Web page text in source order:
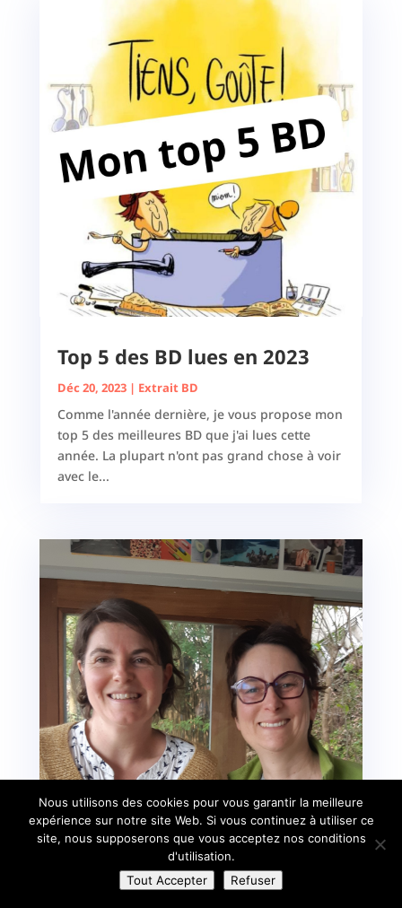
Top 5 des BD lues en 2023
Déc 20, 2023| Extrait BD
Comme l'année dernière, je vous propose mon
top 5 des meilleures BD que j'ai lues cette
année. La plupart n'ont pas grand chose à voir
avec le...
Nous utilisons des cookies pour vous garantir la meilleure
expérience sur notre site Web. Si vous continuez à utiliser ce
site, nous supposerons que vous acceptez nos conditions
d'utilisation.
Tout Accepter
Refuser